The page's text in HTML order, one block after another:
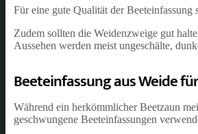
Für eine gute Qualität der
Zudem sollten die Weidenzweige gut
Aussehen werden meist ungeschälte,
Beeteinfassung aus Weide
Während ein herkömmlicher Beetzaun
geschwungene Beeteinfassungen